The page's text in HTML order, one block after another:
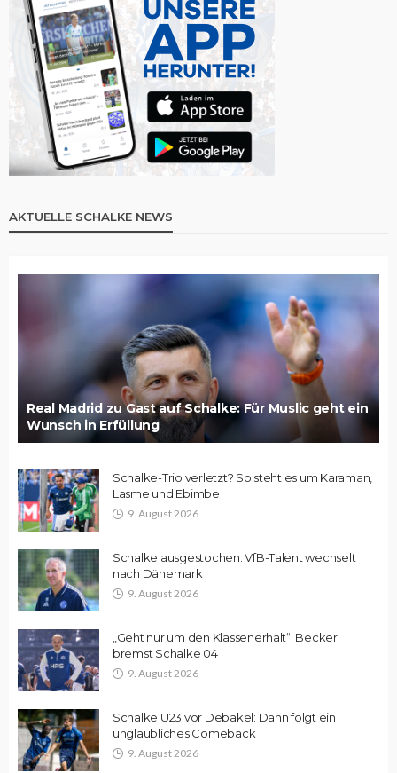
AKTUELLE SCHALKE NEWS
Real Madrid zu Gast auf Schalke: Für Muslic geht ein
Wunsch in Erfüllung
Schalke-Trio verletzt? So steht es um Karaman,
Lasme und Ebimbe
9. August 2026
Schalke ausgestochen: VfB-Talent wechselt
nach Dänemark
9. August 2026
„Geht nur um den Klassenerhalt“: Becker
bremst Schalke 04
9. August 2026
Schalke U23 vor Debakel: Dann folgt ein
unglaubliches Comeback
9. August 2026